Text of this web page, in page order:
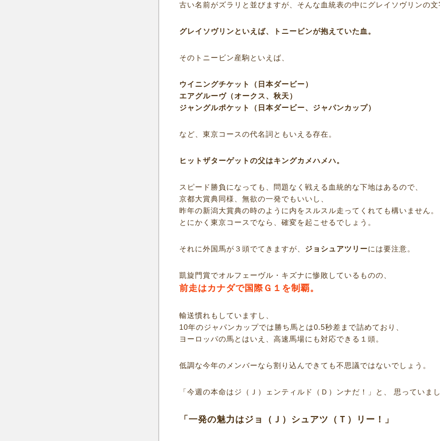
古い名前がズラリと並びますが、そんな血統表の中にグレイソヴリンの
グレイソヴリンといえば、トニービンが抱えていた血。
そのトニービン産駒といえば、
ウイニングチケット（日本ダービー）
エアグルーヴ（オークス、秋天）
ジャングルポケット（日本ダービー、ジャパンカップ）
など、東京コースの代名詞ともいえる存在。
ヒットザターゲットの父はキングカメハメハ。
スピード勝負になっても、問題なく戦える血統的な下地はあるので、
京都大賞典同様、無欲の一発でもいいし、
昨年の新潟大賞典の時のように内をスルスル走ってくれても構いません。
とにかく東京コースでなら、確変を起こせるでしょう。
それに外国馬が３頭でてきますが、 ジョシュアツリーには要注意。
凱旋門賞でオルフェーヴル・キズナに惨敗しているものの、
前走はカナダで国際Ｇ１を制覇。
輸送慣れもしていますし、
10年のジャパンカップでは勝ち馬とは0.5秒差まで詰めており、
ヨーロッパの馬とはいえ、高速馬場にも対応できる１頭。
低調な今年のメンバーなら割り込んできても不思議ではないでしょう。
「今週の本命はジ（Ｊ）ェンティルド（Ｄ）ンナだ！」と、 思っていま
「一発の魅力はジョ（Ｊ）シュアツ（Ｔ）リー！」